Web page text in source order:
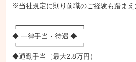
※当社規定に則り前職のご経験も踏まえ
┏━━━━━━━━━┓
◆ 一律手当・待遇 ◆
┗━━━━━━━━━┛
◆通勤手当（最大2.8万円）